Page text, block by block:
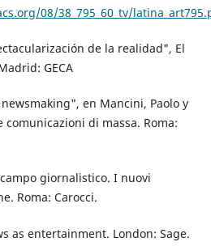
08/38_795_60_tv/
de la realidad", El
GECA
en Mancini, Paolo y
comunicazioni di massa. Roma:
giornalistico. I nuovi
Roma: Carocci.
as entertainment. London: Sage.